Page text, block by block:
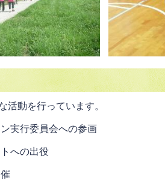
活動を行っています。
実行委員会への参画
への出役